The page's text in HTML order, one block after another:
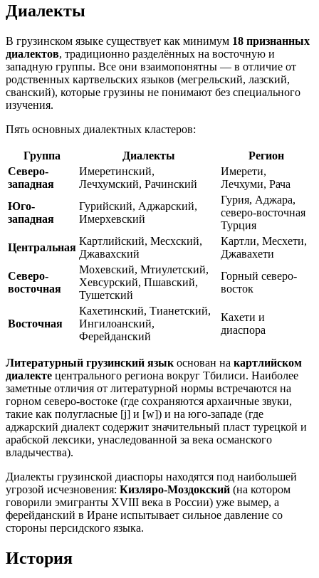
Диалекты
В грузинском языке существует как минимум 18 признанных
диалектов, традиционно разделённых на восточную и
западную группы. Все они взаимопонятны — в отличие от
родственных картвельских языков (мегрельский, лазский,
сванский), которые грузины не понимают без специального
изучения.
Пять основных диалектных кластеров:
Группа Диалекты
Регион
Северо-
западная
Имеретинский,
Лечхумский, Рачинский
Имерети,
Лечхуми, Рача
Юго-
западная
Гурийский, Аджарский,
Имерхевский
Гурия, Аджара,
северо-восточная
Турция
Центральная
Картлийский, Месхский,
Джавахский
Картли, Месхети,
Джавахети
Северо-
восточная
Мохевский, Мтиулетский,
Хевсурский, Пшавский,
Тушетский
Горный северо-
восток
Восточная
Кахетинский, Тианетский,
Ингилоанский,
Ферейданский
Кахети и
диаспора
Литературный грузинский язык основан на картлийском
диалекте центрального региона вокруг Тбилиси. Наиболее
заметные отличия от литературной нормы встречаются на
горном северо-востоке (где сохраняются архаичные звуки,
такие как полугласные [j] и [w]) и на юго-западе (где
аджарский диалект содержит значительный пласт турецкой и
арабской лексики, унаследованной за века османского
владычества).
Диалекты грузинской диаспоры находятся под наибольшей
угрозой исчезновения: Кизляро-Моздокский (на котором
говорили эмигранты XVIII века в России) уже вымер, а
ферейданский в Иране испытывает сильное давление со
стороны персидского языка.
История